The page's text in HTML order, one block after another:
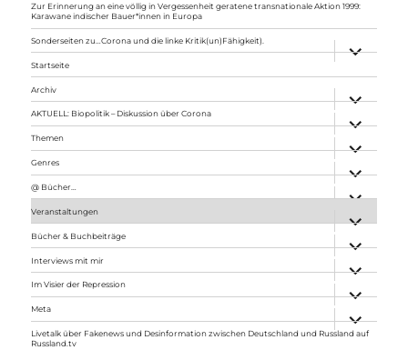
Zur Erinnerung an eine völlig in Vergessenheit geratene transnationale Aktion 1999:
Karawane indischer Bauer*innen in Europa
Sonderseiten zu…Corona und die linke Kritik(un)Fähigkeit).
anzeigen
Startseite
Archiv
anzeigen
AKTUELL: Biopolitik – Diskussion über Corona
anzeigen
Themen
anzeigen
Genres
anzeigen
@ Bücher…
Veranstaltungen
anzeigen
Bücher & Buchbeiträge
anzeigen
Interviews mit mir
anzeigen
Im Visier der Repression
anzeigen
Meta
anzeigen
Livetalk über Fakenews und Desinformation zwischen Deutschland und Russland auf
Russland.tv